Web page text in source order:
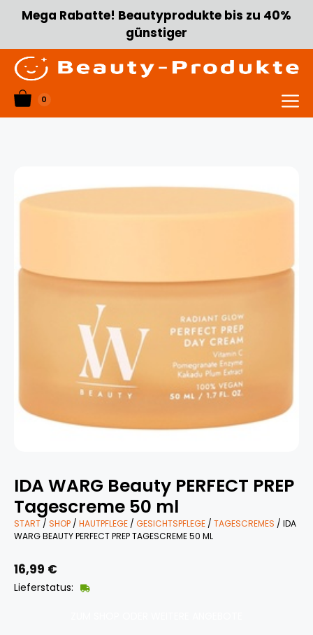
Zum
Inhalt
Mega Rabatte! Beautyprodukte bis zu 40%
günstiger
0
Menü
IDA WARG Beauty PERFECT PREP
Tagescreme 50 ml
START / SHOP / HAUTPFLEGE / GESICHTSPFLEGE / TAGESCREMES / IDA
WARG BEAUTY PERFECT PREP TAGESCREME 50 ML
16,99 €
Lieferstatus: